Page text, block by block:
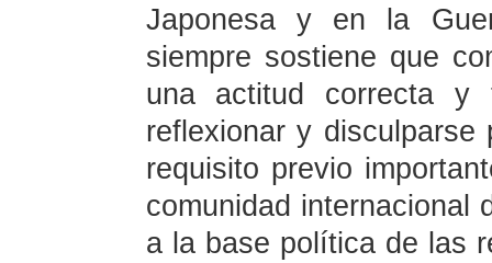
Japonesa y en la
siempre sostiene que
una actitud correcta y
reflexionar y
requisito previo
comunidad internacional
a la base política de las